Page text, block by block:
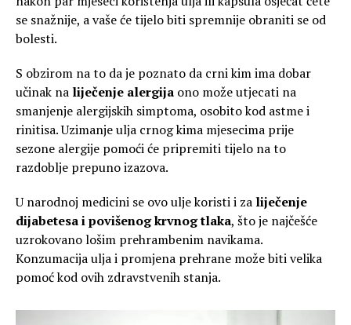
se snažnije, a vaše će tijelo biti spremnije obraniti se od
bolesti.
S obzirom na to da je poznato da crni kim ima dobar
učinak na liječenje alergija ono može utjecati na
smanjenje alergijskih simptoma, osobito kod astme i
rinitisa. Uzimanje ulja crnog kima mjesecima prije
sezone alergije pomoći će pripremiti tijelo na to
razdoblje prepuno izazova.
U narodnoj medicini se ovo ulje koristi i za liječenje
dijabetesa i povišenog krvnog tlaka, što je najčešće
uzrokovano lošim prehrambenim navikama.
Konzumacija ulja i promjena prehrane može biti velika
pomoć kod ovih zdravstvenih stanja.